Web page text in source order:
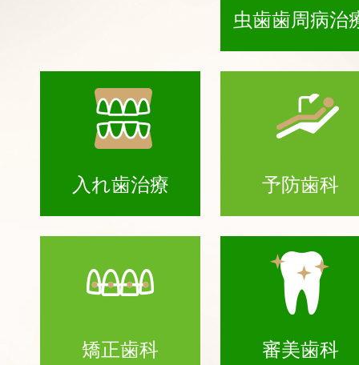
虫歯歯周病治
入れ歯治療 予防歯科
矯正歯科 審美歯科